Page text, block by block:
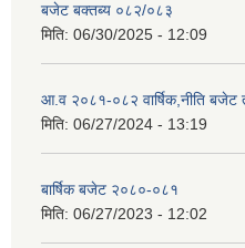
बजेट बक्तब्य ०८२/०८३
मिति: 06/30/2025 - 12:09
आ.व २०८१-०८२ वार्षिक,नीति बजेट
मिति: 06/27/2024 - 13:19
बार्षिक बजेट २०८०-०८१
मिति: 06/27/2023 - 12:02